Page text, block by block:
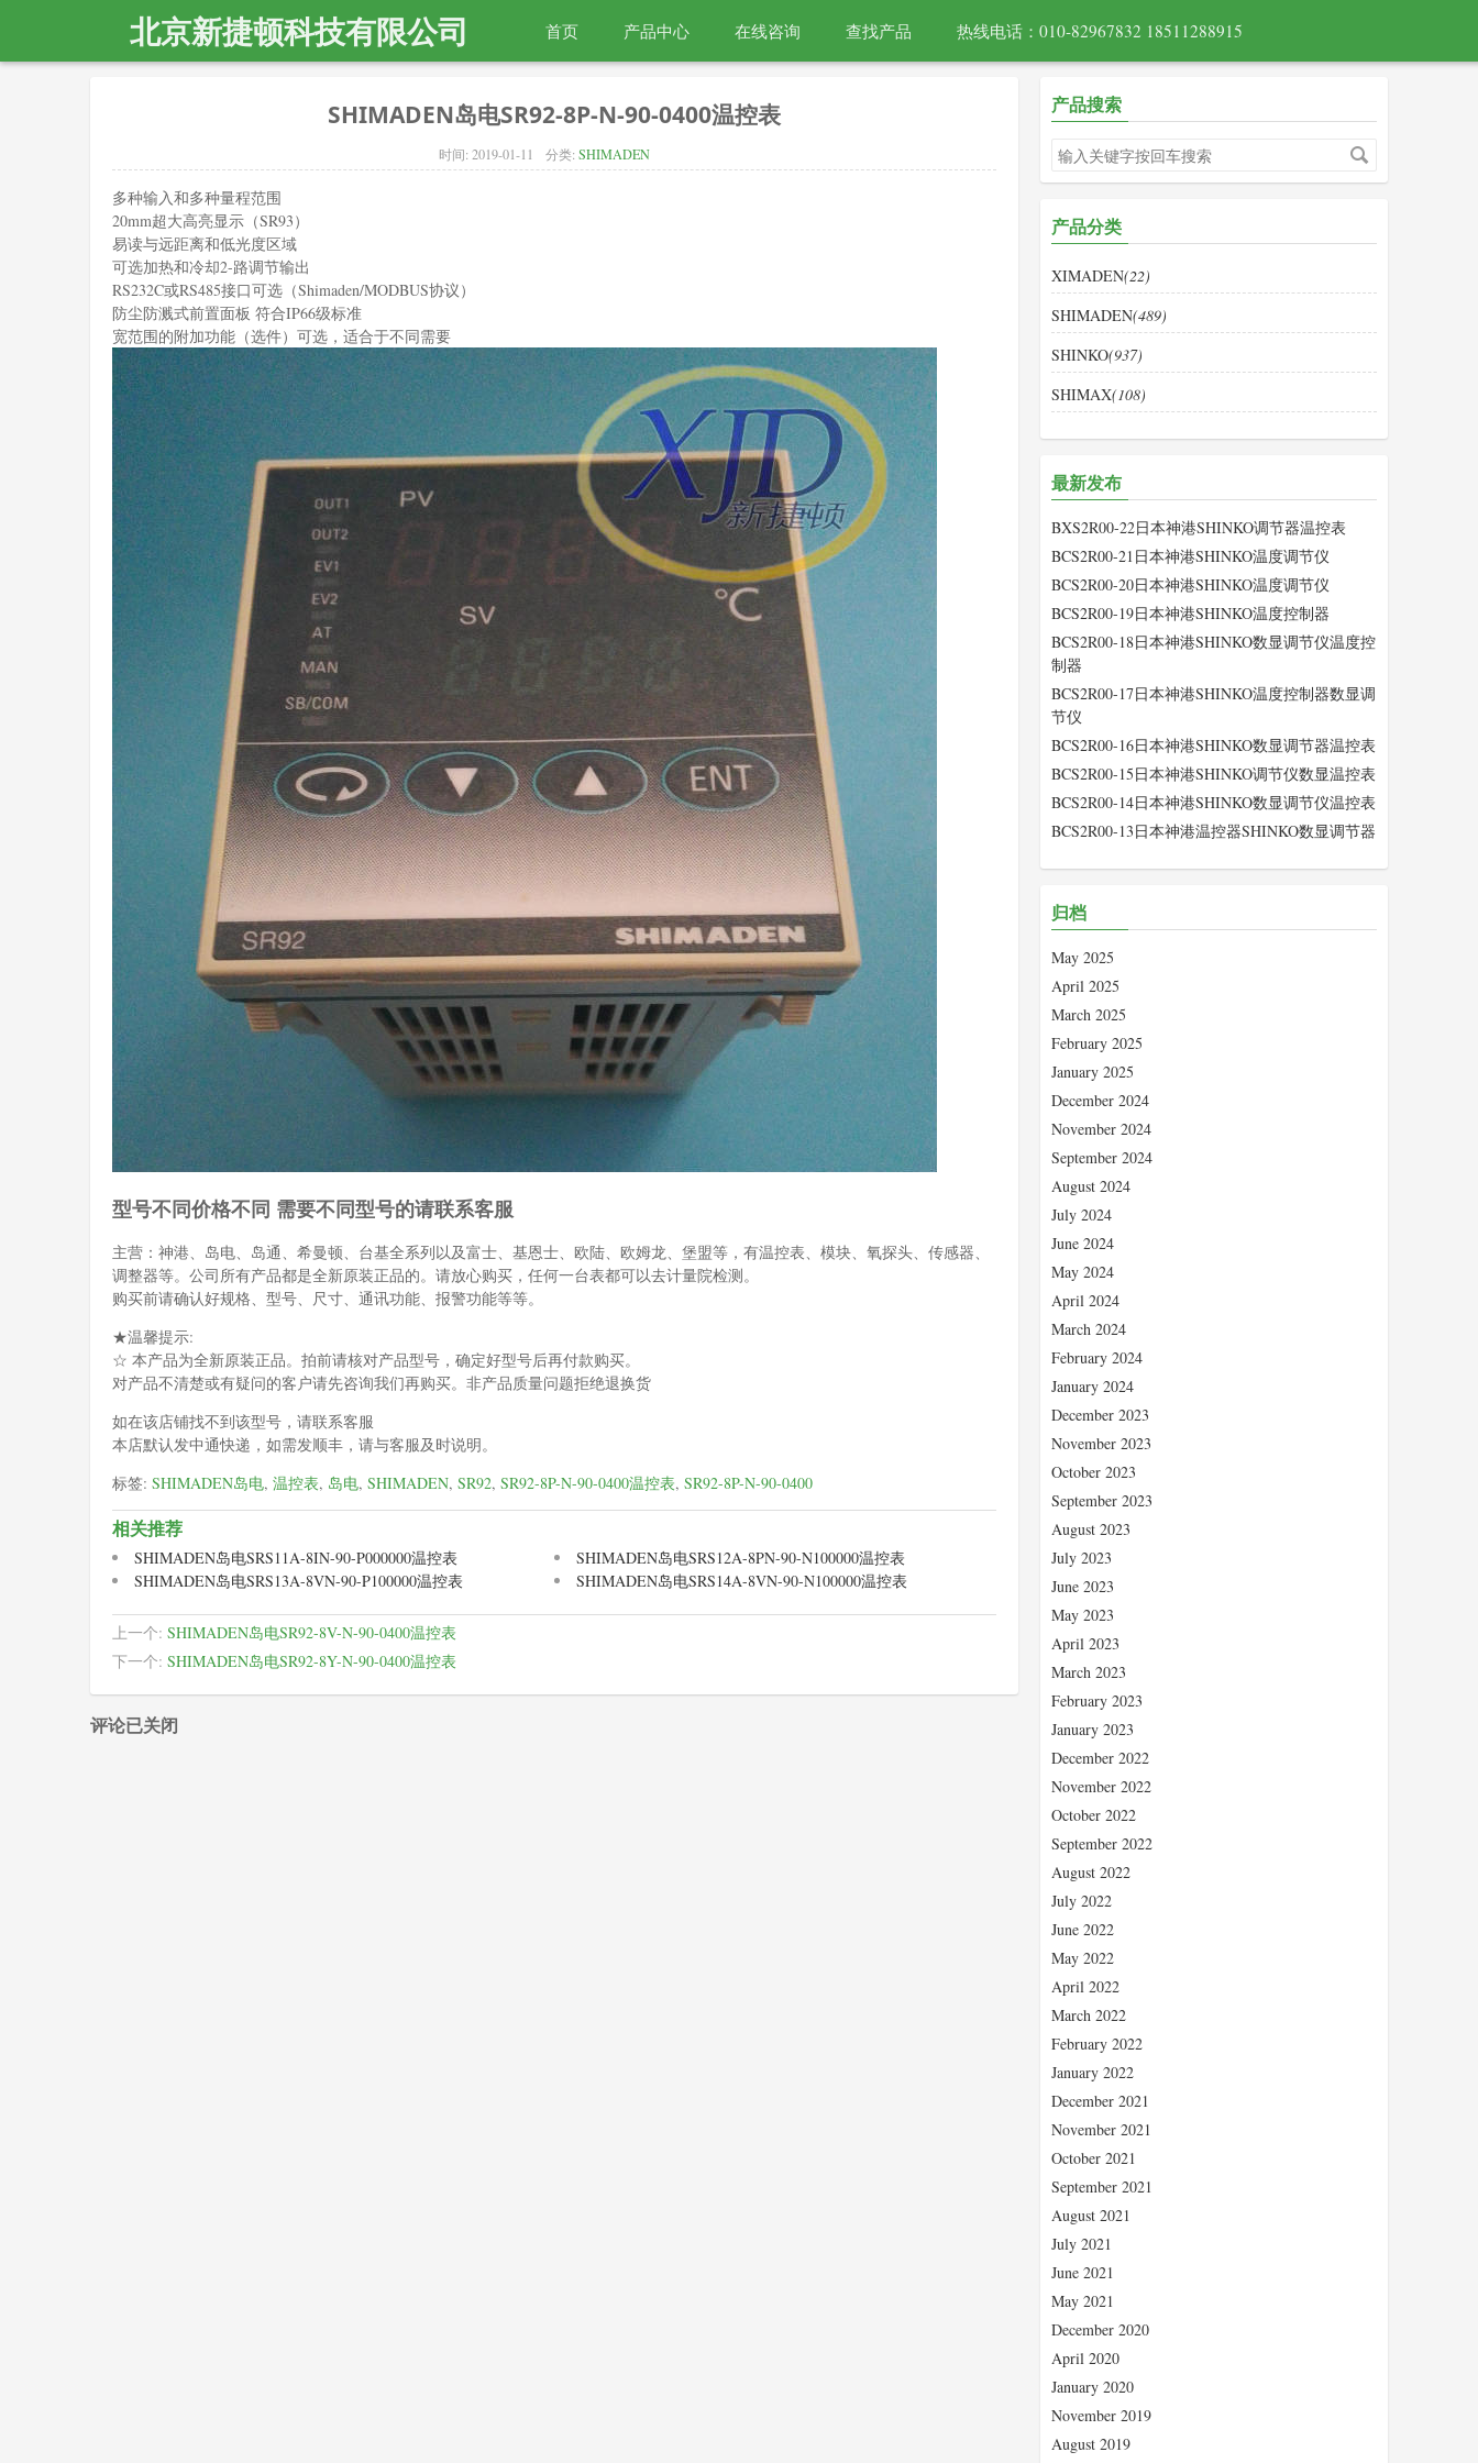
北京新捷顿科技有限公司 首页 产品中心 在线咨询 查找产品 热线电话：010-82967832 18511288915
SHIMADEN岛电SR92-8P-N-90-0400温控表
时间: 2019-01-11 分类: SHIMADEN
多种输入和多种量程范围
20mm超大高亮显示（SR93）
易读与远距离和低光度区域
可选加热和冷却2-路调节输出
RS232C或RS485接口可选（Shimaden/MODBUS协议）
防尘防溅式前置面板 符合IP66级标准
宽范围的附加功能（选件）可选，适合于不同需要
型号不同价格不同 需要不同型号的请联系客服
主营：神港、岛电、岛通、希曼顿、台基全系列以及富士、基恩士、欧陆、欧姆龙、堡盟等，有温控表、模块、氧探头、传感器、
调整器等。公司所有产品都是全新原装正品的。请放心购买，任何一台表都可以去计量院检测。
购买前请确认好规格、型号、尺寸、通讯功能、报警功能等等。
★温馨提示:
☆ 本产品为全新原装正品。拍前请核对产品型号，确定好型号后再付款购买。
对产品不清楚或有疑问的客户请先咨询我们再购买。非产品质量问题拒绝退换货
如在该店铺找不到该型号，请联系客服
本店默认发中通快递，如需发顺丰，请与客服及时说明。
标签: SHIMADEN岛电, 温控表, 岛电, SHIMADEN, SR92, SR92-8P-N-90-0400温控表, SR92-8P-N-90-0400
相关推荐
SHIMADEN岛电SRS11A-8IN-90-P000000温控表
SHIMADEN岛电SRS12A-8PN-90-N100000温控表
SHIMADEN岛电SRS13A-8VN-90-P100000温控表
SHIMADEN岛电SRS14A-8VN-90-N100000温控表
上一个: SHIMADEN岛电SR92-8V-N-90-0400温控表
下一个: SHIMADEN岛电SR92-8Y-N-90-0400温控表
评论已关闭
产品搜索
产品分类
XIMADEN(22)
SHIMADEN(489)
SHINKO(937)
SHIMAX(108)
最新发布
BXS2R00-22日本神港SHINKO调节器温控表
BCS2R00-21日本神港SHINKO温度调节仪
BCS2R00-20日本神港SHINKO温度调节仪
BCS2R00-19日本神港SHINKO温度控制器
BCS2R00-18日本神港SHINKO数显调节仪温度控
制器
BCS2R00-17日本神港SHINKO温度控制器数显调
节仪
BCS2R00-16日本神港SHINKO数显调节器温控表
BCS2R00-15日本神港SHINKO调节仪数显温控表
BCS2R00-14日本神港SHINKO数显调节仪温控表
BCS2R00-13日本神港温控器SHINKO数显调节器
归档
May 2025
April 2025
March 2025
February 2025
January 2025
December 2024
November 2024
September 2024
August 2024
July 2024
June 2024
May 2024
April 2024
March 2024
February 2024
January 2024
December 2023
November 2023
October 2023
September 2023
August 2023
July 2023
June 2023
May 2023
April 2023
March 2023
February 2023
January 2023
December 2022
November 2022
October 2022
September 2022
August 2022
July 2022
June 2022
May 2022
April 2022
March 2022
February 2022
January 2022
December 2021
November 2021
October 2021
September 2021
August 2021
July 2021
June 2021
May 2021
December 2020
April 2020
January 2020
November 2019
August 2019